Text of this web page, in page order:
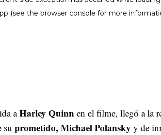
aHarley Quinn en el filme, llegó a la
su prometido, Michael Polansky y de